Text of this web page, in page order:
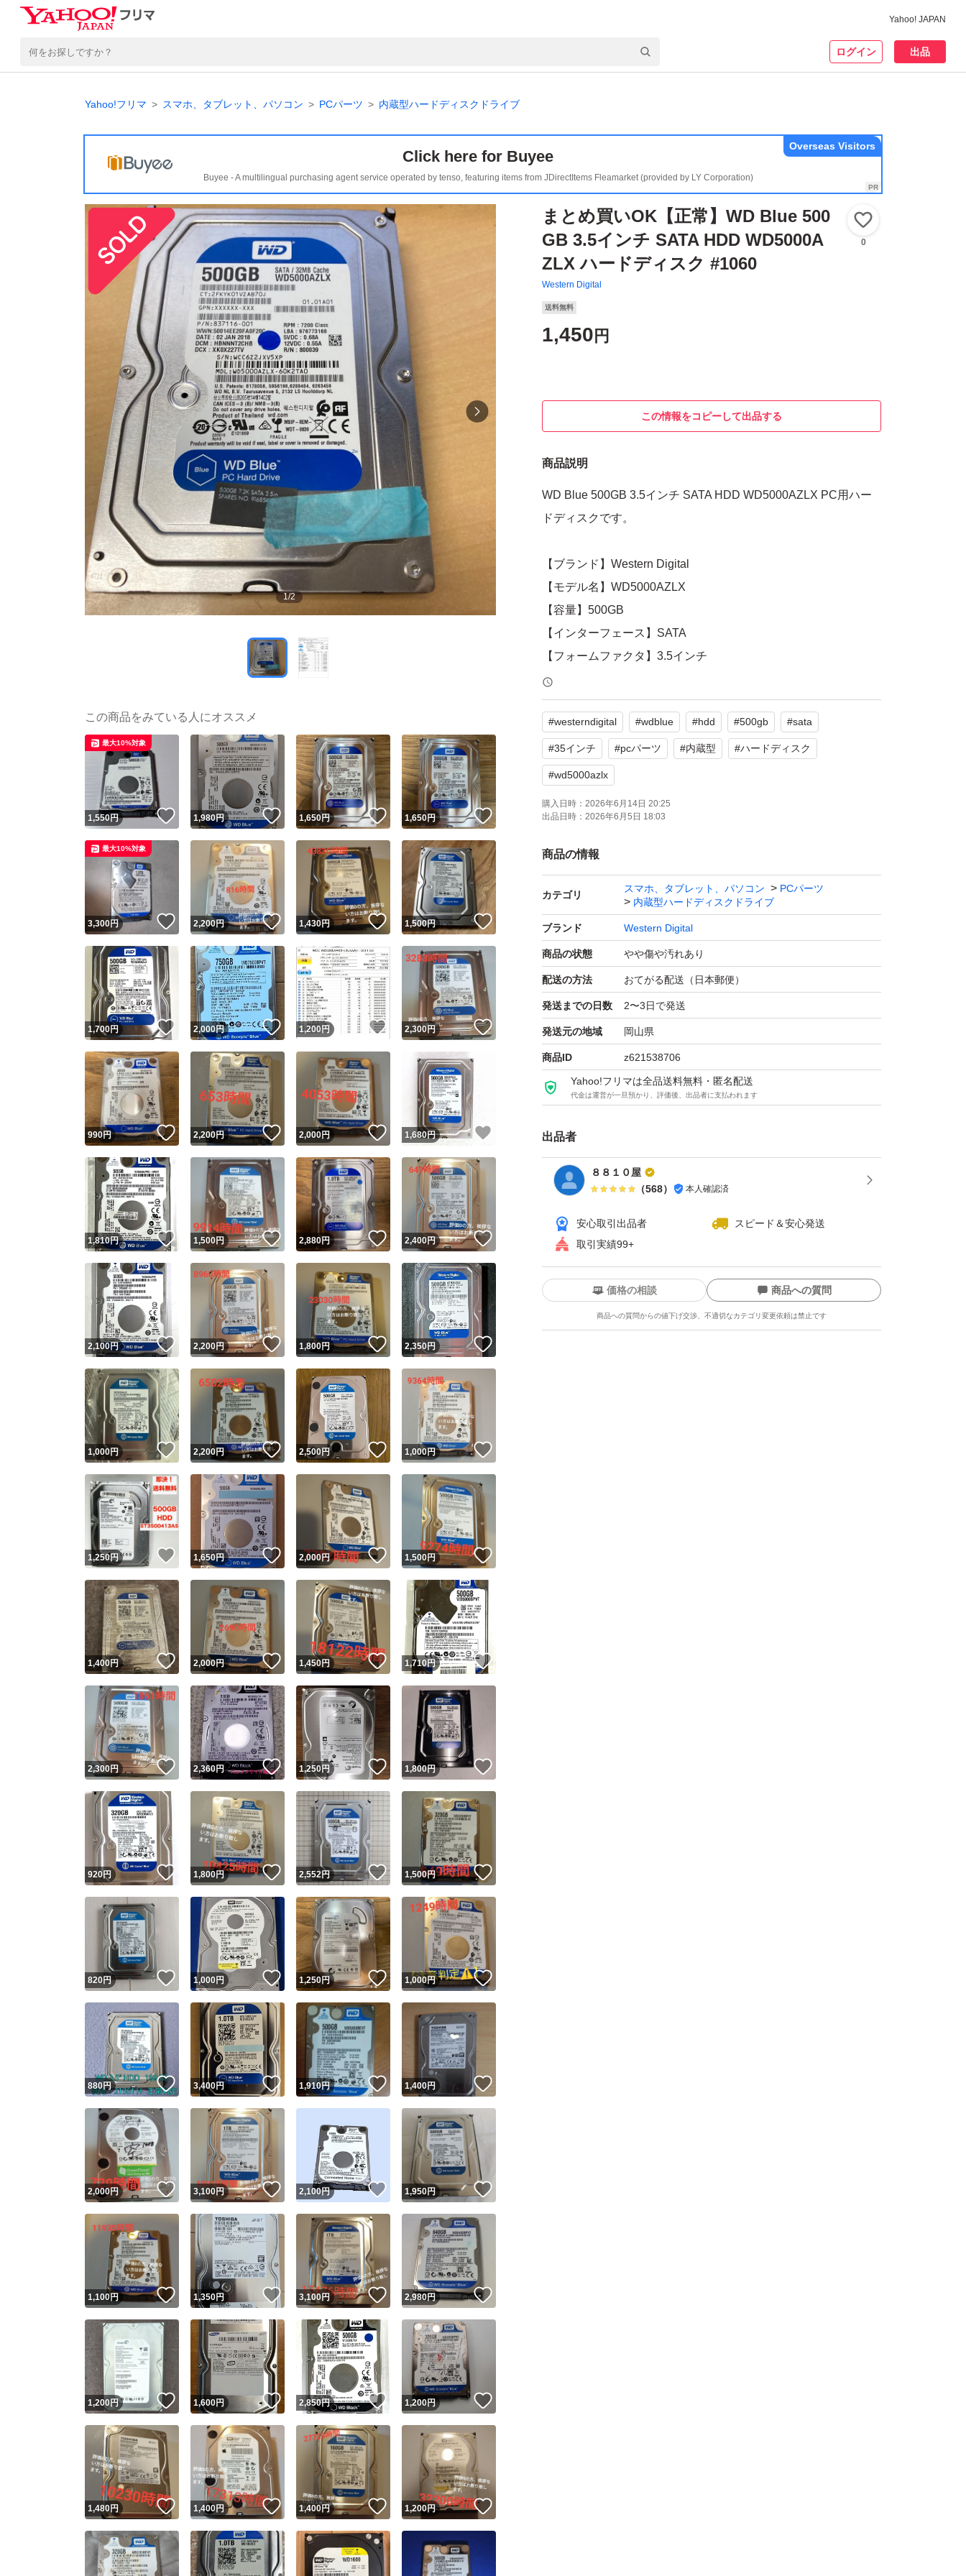
Yahoo! JAPAN
ログイン 出品
Yahoo!フリマ スマホ、タブレット、パソコン PCパーツ 内蔵型ハードディスクドライブ
Click here for Buyee
Buyee - A multilingual purchasing agent service operated by tenso, featuring items from JDirectItems Fleamarket (provided by LY Corporation)
Overseas Visitors
1/2
まとめ買いOK【正常】WD Blue 500
GB 3.5インチ SATA HDD WD5000A
ZLX ハードディスク #1060
Western Digital
0
送料無料
1,450 円
この情報をコピーして出品する
商品説明
WD Blue 500GB 3.5インチ SATA HDD WD5000AZLX PC用ハー
ドディスクです。
【ブランド】Western Digital
【モデル名】WD5000AZLX
【容量】500GB
【インターフェース】SATA
【フォームファクタ】3.5インチ
【回転数】7200 RPM Class
【キャッシュ】32MB
【製造日】2018年1月2日
画像にある通り、表面に多少の擦れや汚れが見られますが、目立
#westerndigital #wdblue #hdd #500gb #sata
#35インチ #pcパーツ #内蔵型 #ハードディスク
#wd5000azlx
購入日時： 2026年6月14日 20:25
出品日時： 2026年6月5日 18:03
商品の情報
カテゴリ
スマホ、タブレット、パソコン
PCパーツ
内蔵型ハードディスクドライブ
ブランド Western Digital
商品の状態 やや傷や汚れあり
配送の方法 おてがる配送（日本郵便）
発送までの日数 2〜3日で発送
発送元の地域 岡山県
商品ID z621538706
Yahoo!フリマは全品送料無料・匿名配送
代金は運営が一旦預かり、評価後、出品者に支払われます
出品者
８８１０屋
（568） 本人確認済
安心取引出品者
スピード＆安心発送
取引実績99+
ユーザーの実績について
Yahoo!フリマが定めた一定の基準を満たしたユーザーにバッジを付与しています
安心取引出品者
安心取引出品者 Yahoo!フリマの基準をクリアした安心・安全なユーザーです
取引実績
取引実績◯+ このユーザーはYahoo!フリマの取引を完了させた実績があります
他フリマ実績◯+ このユーザーは他フリマサービスでの取引実績があります
スピード&安心発送
※このバッジは実績に基づく表示であり、発送を保証しているものではありません
スピード＆安心発送
このユーザーは高頻度で24時間以内＆設定した発送日数内に発送してい
ます
スピード発送 このユーザーは高頻度で24時間以内に発送しています
安心発送 このユーザーは設定した発送日数内に発送しています
価格の相談 商品への質問
商品への質問からの値下げ交渉、不適切なカテゴリ変更依頼は禁止です
この商品の情報をコピーします
商品画像の無断転載は禁止されています
コピーは1商品につき1回 です
出品ページへ
キャンセル
この商品をみている人にオススメ
1,550円 いいね！
最大10%対象
1,980円 いいね！
1,650円 いいね！
1,650円
3,300円 いいね！
最大10%対象
2,200円 いいね！
1,430円 いいね！
1,500円 いいね！
1,700円 いいね！
2,000円 いいね！
1,200円 いいね！
2,300円
990円 いいね！
2,200円 いいね！
2,000円 いいね！
1,680円
1,810円 いいね！
1,500円 いいね！
2,880円 いいね！
2,400円
2,100円 いいね！
2,200円 いいね！
1,800円 いいね！
2,350円 いいね！
1,000円 いいね！
2,200円 いいね！
2,500円 いいね！
1,000円
1,250円 いいね！
1,650円 いいね！
2,000円 いいね！
1,500円
1,400円 いいね！
2,000円 いいね！
1,450円 いいね！
1,710円 いいね！
2,300円 いいね！
2,360円 いいね！
1,250円 いいね！
1,800円
920円 いいね！
1,800円 いいね！
2,552円 いいね！
1,500円
820円 いいね！
1,000円 いいね！
1,250円 いいね！
1,000円
880円 いいね！
3,400円 いいね！
1,910円 いいね！
1,400円
2,000円 いいね！
3,100円 いいね！
2,100円 いいね！
1,950円
1,100円 いいね！
1,350円 いいね！
3,100円 いいね！
2,980円
1,200円 いいね！
1,600円 いいね！
2,850円 いいね！
1,200円
1,480円 いいね！
1,400円 いいね！
1,400円 いいね！
1,200円